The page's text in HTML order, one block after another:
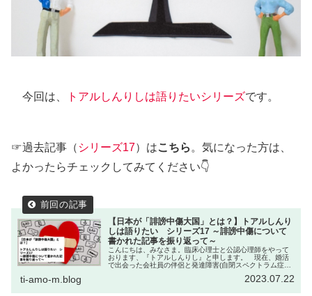
今回は、 トアルしんりしは語りたいシリーズです。
☞過去記事（ シリーズ17）はこちら 。気になった方は、
よかったらチェックしてみてください👇
【日本が「誹謗中傷大国」とは？】トアルしんり
しは語りたい シリーズ17 ～誹謗中傷について
書かれた記事を振り返って～
こんにちは、みなさま。臨床心理士と公認心理師をやって
おります、『トアルしんりし』と申します。 現在、婚活
で出会った会社員の伴侶と発達障害(自閉スペクトラム症と
ti-amo-m.blog 2023.07.22